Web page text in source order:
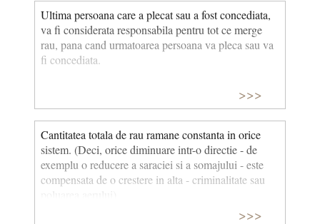
Ultima persoana care a plecat sau a fost concediata,
va fi considerata responsabila pentru tot ce merge
rau, pana cand urmatoarea persoana va pleca sau va
fi concediata.
>>>
Cantitatea totala de rau ramane constanta in orice
sistem. (Deci, orice diminuare intr-o directie - de
exemplu o reducere a saraciei si a somajului - este
compensata de o crestere in alta - criminalitate sau
>>>